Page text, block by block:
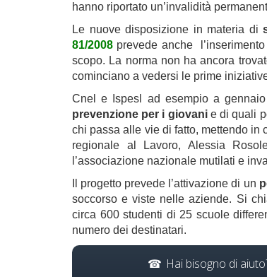
hanno riportato un’invalidità
Le nuove disposizione in materia di
81/2008 prevede anche
scopo. La norma non ha ancora
cominciano a vedersi le prime
Cnel e Ispesl ad esempio a
prevenzione per i giovanie di quali
chi passa alle vie di fatto, mettendo in
regionale al Lavoro, Alessia
l’associazione nazionale mutilati e
Il progetto prevede l’attivazione di un
soccorso e viste nelle aziende. Si
circa 600 studenti di 25 scuole
numero dei destinatari.
Hai bisogno di